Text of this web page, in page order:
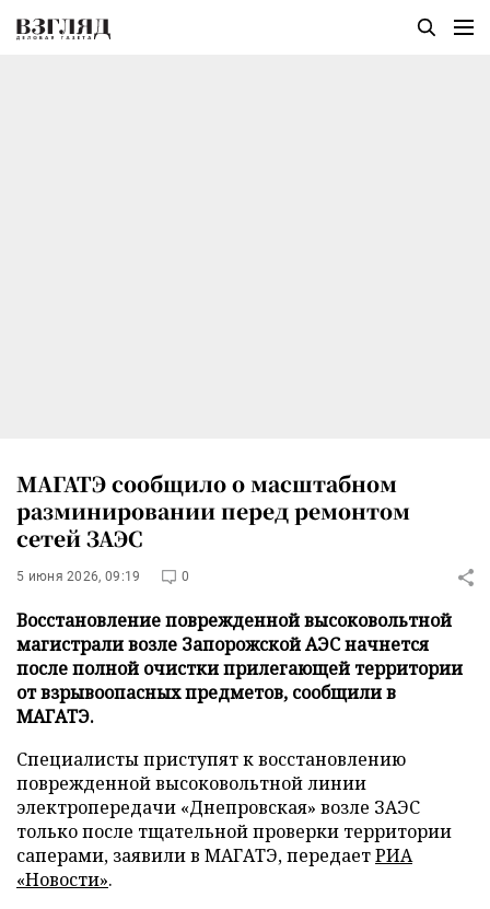
МАГАТЭ сообщило о масштабном
разминировании перед ремонтом
сетей ЗАЭС
5 июня 2026, 09:19 0
Восстановление поврежденной высоковольтной
магистрали возле Запорожской АЭС начнется
после полной очистки прилегающей территории
от взрывоопасных предметов, сообщили в
МАГАТЭ.
Специалисты приступят к восстановлению
поврежденной высоковольтной линии
электропередачи «Днепровская» возле ЗАЭС
только после тщательной проверки территории
саперами, заявили в МАГАТЭ, передаетРИА
«Новости».